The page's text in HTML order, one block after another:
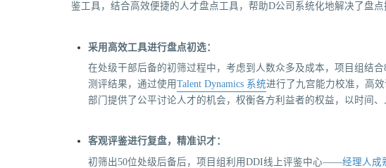
鉴工具，结合高效便捷的人才盘点工具，帮助D公司系统化地解决了盘点
采用高效工具进行盘点初选：
在处级干部后备的初筛过程中，考虑到人数众多及成本，项目组结
测评结果，通过使用 Talent Dynamics 系统进行了九宫能力校准，高
部门提供了公平讨论人才的机会，权衡各方利益者的权益，以时间
客观评鉴进行复盘，精准识才：
初筛出50位处级后备后，项目组利用DDI线上评鉴中心——经理人成